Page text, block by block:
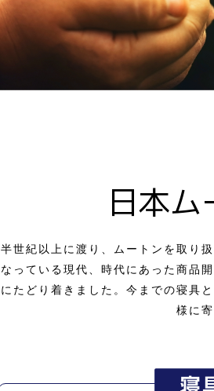
日本
半世紀以上に渡り、ムートンを取り
なっている現代、時代にあった商品
にたどり着きました。今までの寝具
様に